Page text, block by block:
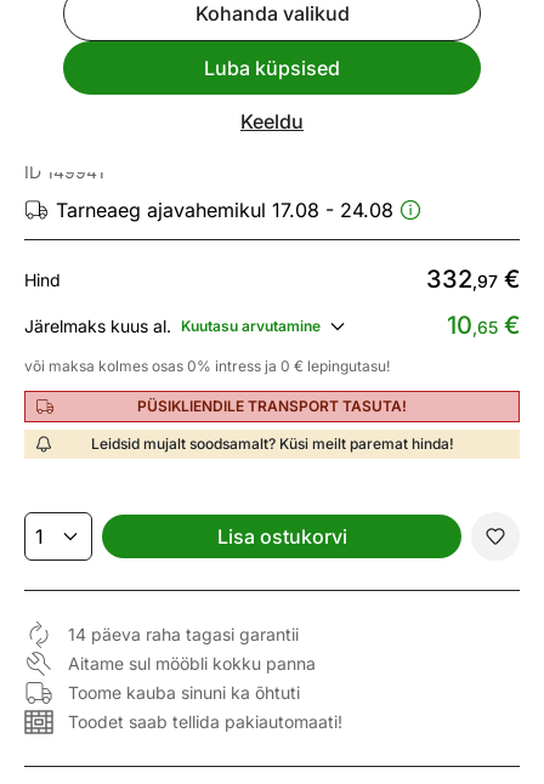
Kohanda valikud
Luba küpsised
Keeldu
Vaata sarnaseid
Veisenahk Zebra mustriga
ID 149941
Tarneaeg ajavahemikul 17.08 - 24.08
Hind 332,97 €
Järelmaks kuus al. Kuutasu arvutamine 10,65 €
või maksa kolmes osas 0% intress ja 0 € lepingutasu!
PÜSIKLIENDILE TRANSPORT TASUTA!
Leidsid mujalt soodsamalt? Küsi meilt paremat hinda!
Lisa ostukorvi
14 päeva raha tagasi garantii
Aitame sul mööbli kokku panna
Toome kauba sinuni ka õhtuti
Toodet saab tellida pakiautomaati!